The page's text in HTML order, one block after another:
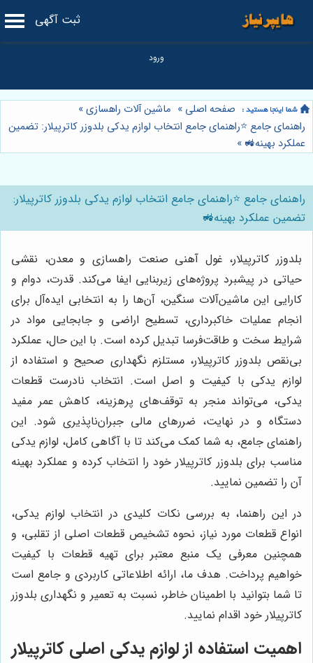
ثبت آگهی
صفحه اصلی » ماشین آلات راهسازی»
راهنمای جامع ⭐️راهنمای جامع انتخاب لوازم یدکی بلدوزر کاترپیلار: تضمین
عملکرد بهینه🚜 »
راهنمای جامع ⭐️راهنمای جامع انتخاب لوازم یدکی بلدوزر کاترپیلار:
تضمین عملکرد بهینه🚜
بلدوزر کاترپیلار، غول آهنی صنعت راهسازی و معدن، نقشی
حیاتی در پیشبرد پروژه‌های زیربنایی ایفا می‌کند. قدرت، دوام و
کارایی این ماشین‌آلات سنگین، آن‌ها را به انتخابی ایده‌آل برای
انجام عملیات خاکبرداری، تسطیح اراضی و جابجایی مواد در
شرایط سخت و طاقت‌فرسا تبدیل کرده است. با این حال، عملکرد
بی‌نقص بلدوزر کاترپیلار، مستلزم نگهداری صحیح و استفاده از
لوازم یدکی با کیفیت و اصل است. انتخاب نادرست قطعات
یدکی، می‌تواند منجر به توقف‌های پرهزینه، کاهش عمر مفید
دستگاه و در نهایت، ضررهای مالی جبران‌ناپذیری شود. این
راهنمای جامع، به شما کمک می‌کند تا با آگاهی کامل، لوازم یدکی
مناسب برای بلدوزر کاترپیلار خود را انتخاب کرده و عملکرد بهینه
آن را تضمین نمایید.
در این راهنما، به بررسی نکات کلیدی در انتخاب لوازم یدکی،
انواع قطعات مورد نیاز، نحوه تشخیص قطعات اصلی از تقلبی، و
همچنین معرفی یک منبع معتبر برای تهیه قطعات با کیفیت
خواهیم پرداخت. هدف ما، ارائه اطلاعاتی کاربردی و جامع است
تا شما بتوانید با اطمینان خاطر، نسبت به تعمیر و نگهداری بلدوزر
کاترپیلار خود اقدام نمایید.
اهمیت استفاده از لوازم یدکی اصلی کاترپیلار